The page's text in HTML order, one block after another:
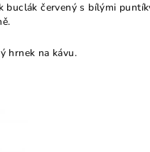
buclák červený s bílými
hrnek na kávu.